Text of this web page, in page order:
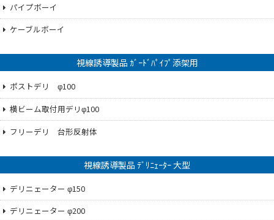
パイプボーイ
ケーブルボーイ
視線誘導製品 ｶﾞｰﾄﾞﾊﾟｲﾌﾟ添架用
ポストデリ φ100
横ビーム取付用デリφ100
フリーデリ 台形反射体
視線誘導製品 ﾃﾞﾘﾆｪｰﾀｰ 大型
デリニェーター φ150
デリニェーター φ200